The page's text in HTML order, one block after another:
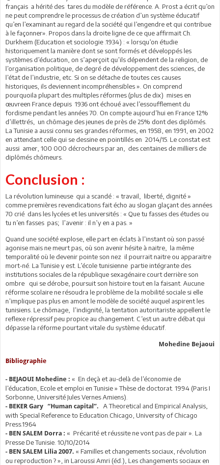
français a hérité des tares du modèle de référence. A. Prost a écrit qu’on
ne peut comprendre le processus de création d’un système éducatif
qu’en l’examinant au regard de la société qui l’engendre et qui contribue
à le façonner». Propos dans la droite ligne de ce que affirmait Ch.
Durkheim (Education et sociologie .1934) : « lorsqu’on étudie
historiquement la manière dont se sont formés et développés les
systèmes d’éducation, on s’aperçoit qu’ils dépendent de la religion, de
l’organisation politique, de degré de développement des sciences, de
l’état de l’industrie, etc. Si on se détache de toutes ces causes
historiques, ils deviennent incompréhensibles ». On comprend
pourquoila plupart des multiples réformes (plus de dix) mises en
œuvreen France depuis 1936 ont échoué avec l’essoufflement du
fordisme pendant les années 70. On compte aujourd’hui en France 12%
d’illettrés, un chômage des jeunes de près de 25% dont des diplômés.
La Tunisie a aussi connu ses grandes réformes, en 1958, en 1991, en 2002
en attendant celle qui se dessine en pointillés en 2014/15. Le constat est
aussi amer, 100 000 décrocheurs par an, des centaines de milliers de
diplômés chômeurs.
Conclusion :
La révolution lumineuse qui a scandé : « travail, liberté, dignité »
comme premières revendications fait écho au slogan glaçant des années
70 crié dans les lycées et les universités : « Que tu fasses des études ou
tu n’en fasses pas; l’avenir : il n’y en a pas. »
Quand une société explose, elle part en éclats à l’instant où son passé
agonise mais ne meurt pas, où son avenir hésite à naitre, la même
temporalité où le devenir pointe son nez il pourrait naitre ou apparaitre
mort-né. La Tunisie y est. L’école tunisienne partie intégrante des
institutions sociales de la république sexagénaire court derrière son
ombre qui se dérobe, poursuit son histoire tout en la faisant. Aucune
réforme scolaire ne résoudra le problème de la mobilité sociale si elle
n’implique pas plus en amont le modèle de société auquel aspirent les
tunisiens. Le chômage, l’indignité, la tentation autoritariste appellent le
reflexe répressif peu propice au changement. C’est un autre débat qui
dépasse la réforme pourtant vitale du système éducatif.
Mohedine Bejaoui
Bibliographie
- BEJAOUI Mohedine : « En deçà et au-delà de l’économie de
l’éducation, Ecole et emploi en Tunisie » Thèse de doctorat. 1994 (Paris I
Sorbonne, Université Jules Vernes Amiens).
- BEKER Gary “Human capital”.
A Theoretical and Empirical Analysis,
with Special Reference to Education.Chicago, University of Chicago
Press.1964
- BEN SALEM Dorra : « Précarité et réussite ne vont pas de pair ». La
Presse De Tunisie. 10/10/2014
- BEN SALEM Lilia 2007. « Familles et changements sociaux, révolution
ou reproduction ? », in Laroussi Amri (éd.), Les changements sociaux en